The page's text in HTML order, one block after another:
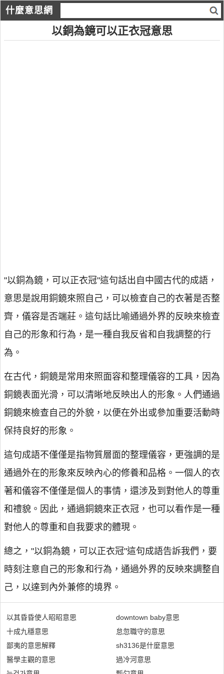
什麼意思網
以銅為鏡可以正衣冠意思
"以銅為鏡，可以正衣冠"這句話出自中國古代的成語，
意思是說用銅鏡來照自己，可以檢查自己的衣著是否整
齊，儀容是否端莊。這句話比喻通過外界的反映來檢查
自己的形象和行為，是一種自我反省和自我調整的行
為。
在古代，銅鏡是常用來照面容和整理儀容的工具，因為
銅鏡表面光滑，可以清晰地反映出人的形象。人們通過
銅鏡來檢查自己的外貌，以便在外出或參加重要活動時
保持良好的形象。
這句成語不僅僅是指物質層面的整理儀容，更強調的是
通過外在的形象來反映內心的修養和品格。一個人的衣
著和儀容不僅僅是個人的事情，還涉及到對他人的尊重
和禮貌。因此，通過銅鏡來正衣冠，也可以看作是一種
對他人的尊重和自我要求的體現。
總之，"以銅為鏡，可以正衣冠"這句成語告訴我們，要
時刻注意自己的形象和行為，通過外界的反映來調整自
己，以達到內外兼修的境界。
以其昏昏使人昭昭意思
十成九穩意思
鄙夷的意思解釋
醫學主觀的意思
downtown baby意思
怠忽職守的意思
sh3136是什麼意思
過冷河意思